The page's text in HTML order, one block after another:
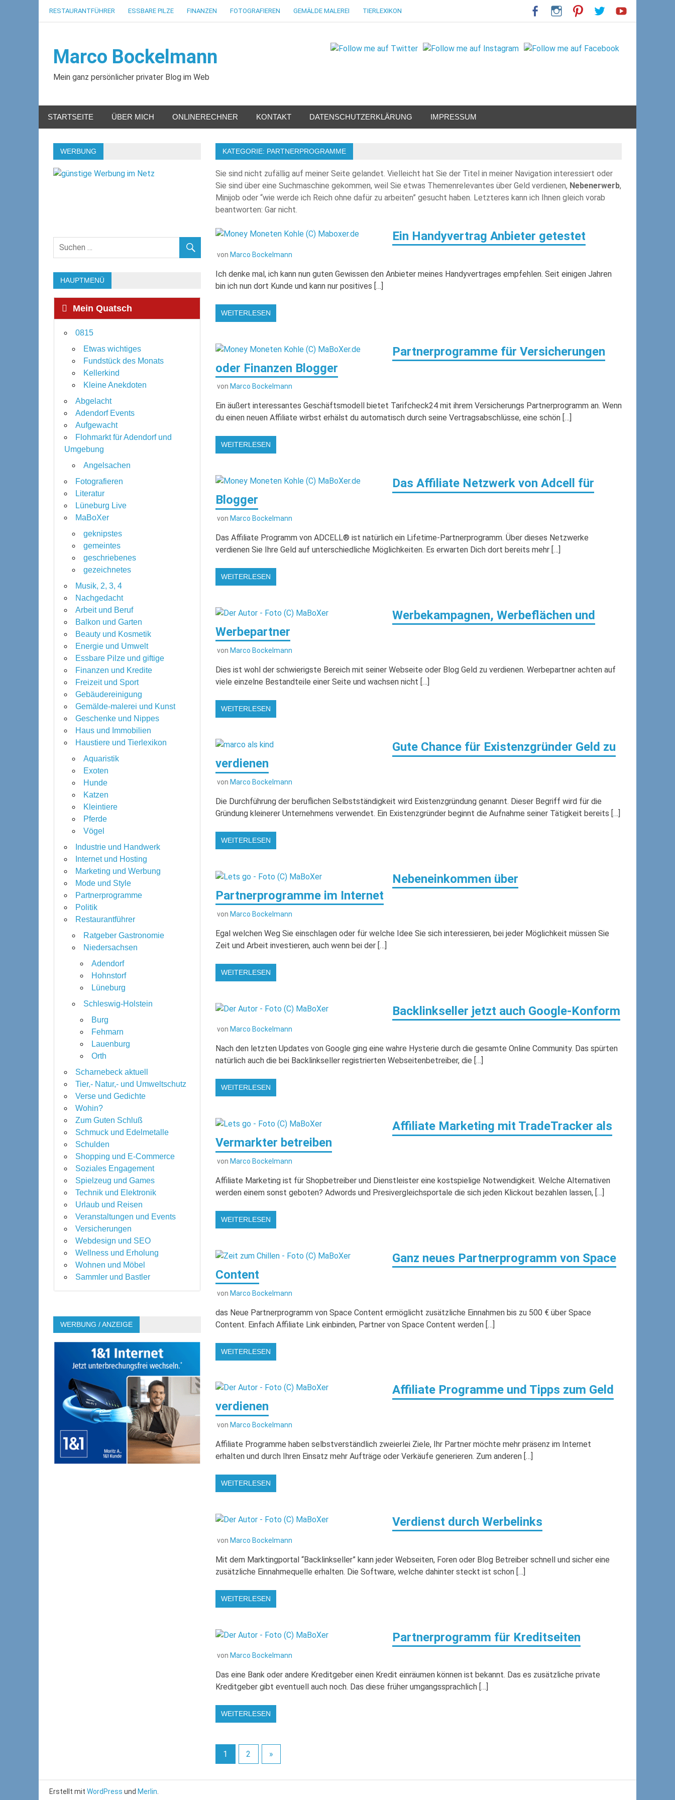
RESTAURANTFÜHRER ESSBARE PILZE FINANZEN FOTOGRAFIEREN GEMÄLDE MALEREI TIERLEXIKON
Marco Bockelmann
Mein ganz persönlicher privater Blog im Web
STARTSEITE ÜBER MICH ONLINERECHNER KONTAKT DATENSCHUTZERKLÄRUNG IMPRESSUM
KATEGORIE: PARTNERPROGRAMME
Sie sind nicht zufällig auf meiner Seite gelandet. Vielleicht hat Sie der Titel in meiner Navigation interessiert oder
Sie sind über eine Suchmaschine gekommen, weil Sie etwas Themenrelevantes über Geld verdienen, Nebenerwerb,
Minijob oder “wie werde ich Reich ohne dafür zu arbeiten” gesucht haben. Letzteres kann ich Ihnen gleich vorab
beantworten: Gar nicht.
Ein Handyvertrag Anbieter getestet
von Marco Bockelmann
Ich denke mal, ich kann nun guten Gewissen den Anbieter meines Handyvertrages empfehlen. Seit einigen Jahren
bin ich nun dort Kunde und kann nur positives […]
WEITERLESEN
Partnerprogramme für Versicherungen
oder Finanzen Blogger
von Marco Bockelmann
Ein äußert interessantes Geschäftsmodell bietet Tarifcheck24 mit ihrem Versicherungs Partnerprogramm an. Wenn
du einen neuen Affiliate wirbst erhälst du automatisch durch seine Vertragsabschlüsse, eine schön […]
WEITERLESEN
Das Affiliate Netzwerk von Adcell für
Blogger
von Marco Bockelmann
Das Affiliate Programm von ADCELL® ist natürlich ein Lifetime-Partnerprogramm. Über dieses Netzwerke
verdienen Sie Ihre Geld auf unterschiedliche Möglichkeiten. Es erwarten Dich dort bereits mehr […]
WEITERLESEN
Werbekampagnen, Werbeflächen und
Werbepartner
von Marco Bockelmann
Dies ist wohl der schwierigste Bereich mit seiner Webseite oder Blog Geld zu verdienen. Werbepartner achten auf
viele einzelne Bestandteile einer Seite und wachsen nicht […]
WEITERLESEN
Gute Chance für Existenzgründer Geld zu
verdienen
von Marco Bockelmann
Die Durchführung der beruflichen Selbstständigkeit wird Existenzgründung genannt. Dieser Begriff wird für die
Gründung kleinerer Unternehmens verwendet. Ein Existenzgründer beginnt die Aufnahme seiner Tätigkeit bereits […]
WEITERLESEN
Nebeneinkommen über
Partnerprogramme im Internet
von Marco Bockelmann
Egal welchen Weg Sie einschlagen oder für welche Idee Sie sich interessieren, bei jeder Möglichkeit müssen Sie
Zeit und Arbeit investieren, auch wenn bei der […]
WEITERLESEN
Backlinkseller jetzt auch Google-Konform
von Marco Bockelmann
Nach den letzten Updates von Google ging eine wahre Hysterie durch die gesamte Online Community. Das spürten
natürlich auch die bei Backlinkseller registrierten Webseitenbetreiber, die […]
WEITERLESEN
Affiliate Marketing mit TradeTracker als
Vermarkter betreiben
von Marco Bockelmann
Affiliate Marketing ist für Shopbetreiber und Dienstleister eine kostspielige Notwendigkeit. Welche Alternativen
werden einem sonst geboten? Adwords und Presivergleichsportale die sich jeden Klickout bezahlen lassen, […]
WEITERLESEN
Ganz neues Partnerprogramm von Space
Content
von Marco Bockelmann
das Neue Partnerprogramm von Space Content ermöglicht zusätzliche Einnahmen bis zu 500 € über Space
Content. Einfach Affiliate Link einbinden, Partner von Space Content werden […]
WEITERLESEN
Affiliate Programme und Tipps zum Geld
verdienen
von Marco Bockelmann
Affiliate Programme haben selbstverständlich zweierlei Ziele, Ihr Partner möchte mehr präsenz im Internet
erhalten und durch Ihren Einsatz mehr Aufträge oder Verkäufe generieren. Zum anderen […]
WEITERLESEN
Verdienst durch Werbelinks
von Marco Bockelmann
Mit dem Marktingportal “Backlinkseller” kann jeder Webseiten, Foren oder Blog Betreiber schnell und sicher eine
zusätzliche Einnahmequelle erhalten. Die Software, welche dahinter steckt ist schon […]
WEITERLESEN
Partnerprogramm für Kreditseiten
von Marco Bockelmann
Das eine Bank oder andere Kreditgeber einen Kredit einräumen können ist bekannt. Das es zusätzliche private
Kreditgeber gibt eventuell auch noch. Das diese früher umgangssprachlich […]
WEITERLESEN
1 2 »
WERBUNG
HAUPTMENÜ
Mein Quatsch
0815
Etwas wichtiges
Fundstück des Monats
Kellerkind
Kleine Anekdoten
Abgelacht
Adendorf Events
Aufgewacht
Flohmarkt für Adendorf und
Umgebung
Angelsachen
Fotografieren
Literatur
Lüneburg Live
MaBoXer
geknipstes
gemeintes
geschriebenes
gezeichnetes
Musik, 2, 3, 4
Nachgedacht
Arbeit und Beruf
Balkon und Garten
Beauty und Kosmetik
Energie und Umwelt
Essbare Pilze und giftige
Finanzen und Kredite
Freizeit und Sport
Gebäudereinigung
Gemälde-malerei und Kunst
Geschenke und Nippes
Haus und Immobilien
Haustiere und Tierlexikon
Aquaristik
Exoten
Hunde
Katzen
Kleintiere
Pferde
Vögel
Industrie und Handwerk
Internet und Hosting
Marketing und Werbung
Mode und Style
Partnerprogramme
Politik
Restaurantführer
Ratgeber Gastronomie
Niedersachsen
Adendorf
Hohnstorf
Lüneburg
Schleswig-Holstein
Burg
Fehmarn
Lauenburg
Orth
Scharnebeck aktuell
Tier,- Natur,- und Umweltschutz
Verse und Gedichte
Wohin?
Zum Guten Schluß
Schmuck und Edelmetalle
Schulden
Shopping und E-Commerce
Soziales Engagement
Spielzeug und Games
Technik und Elektronik
Urlaub und Reisen
Veranstaltungen und Events
Versicherungen
Webdesign und SEO
Wellness und Erholung
Wohnen und Möbel
Sammler und Bastler
WERBUNG / ANZEIGE
Erstellt mit WordPress und Merlin.